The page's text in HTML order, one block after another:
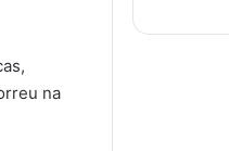
na